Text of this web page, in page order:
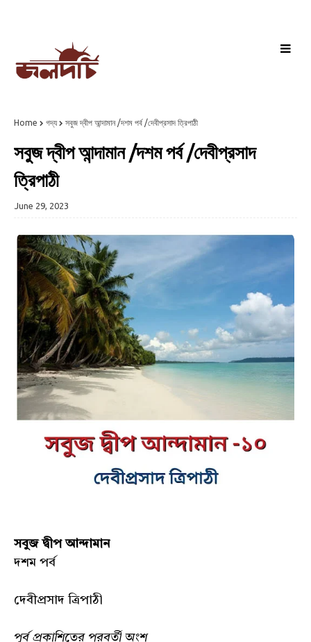
Home গদ্য সবুজ দ্বীপ আন্দামান /দশম পর্ব /দেবীপ্রসাদ ত্রিপাঠী
সবুজ দ্বীপ আন্দামান /দশম পর্ব /দেবীপ্রসাদ
ত্রিপাঠী
June 29, 2023
সবুজ দ্বীপ আন্দামান
দশম পর্ব
দেবীপ্রসাদ ত্রিপাঠী
পূর্ব প্রকাশিতের পরবর্তী অংশ